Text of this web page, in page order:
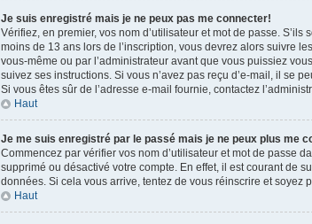
Je suis enregistré mais je ne peux pas me connecter!
Vérifiez, en premier, vos nom d’utilisateur et mot de passe.
moins de 13 ans lors de l’inscription, vous devrez alors suivre
vous-même ou par l’administrateur avant que vous puissiez
suivez ses instructions. Si vous n’avez pas reçu d’e-mail, il se
Si vous êtes sûr de l’adresse e-mail fournie, contactez
Haut
Je me suis enregistré par le passé mais je ne peux plus me
Commencez par vérifier vos nom d’utilisateur et mot de passe
supprimé ou désactivé votre compte. En effet, il est courant de
données. Si cela vous arrive, tentez de vous réinscrire et soyez
Haut